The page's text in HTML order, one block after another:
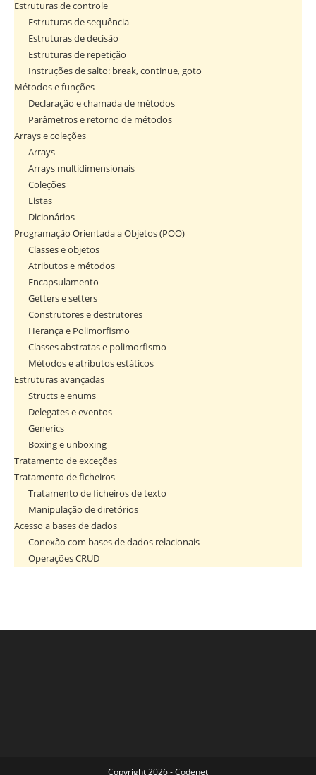
Estruturas de controle
Estruturas de sequência
Estruturas de decisão
Estruturas de repetição
Instruções de salto: break, continue, goto
Métodos e funções
Declaração e chamada de métodos
Parâmetros e retorno de métodos
Arrays e coleções
Arrays
Arrays multidimensionais
Coleções
Listas
Dicionários
Programação Orientada a Objetos (POO)
Classes e objetos
Atributos e métodos
Encapsulamento
Getters e setters
Construtores e destrutores
Herança e Polimorfismo
Classes abstratas e polimorfismo
Métodos e atributos estáticos
Estruturas avançadas
Structs e enums
Delegates e eventos
Generics
Boxing e unboxing
Tratamento de exceções
Tratamento de ficheiros
Tratamento de ficheiros de texto
Manipulação de diretórios
Acesso a bases de dados
Conexão com bases de dados relacionais
Operações CRUD
Copyright 2026 - Codenet